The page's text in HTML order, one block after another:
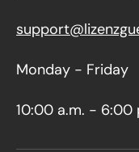
Monday - Friday
10:00 a.m. - 6:00